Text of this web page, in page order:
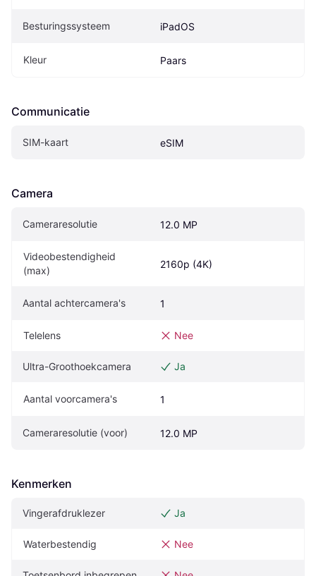
Besturingssysteem iPadOS
Kleur Paars
Communicatie
SIM-kaart eSIM
Camera
Cameraresolutie 12.0 MP
Videobestendigheid
(max)
2160p (4K)
Aantal achtercamera's 1
Telelens Nee
Ultra-Groothoekcamera Ja
Aantal voorcamera's 1
Cameraresolutie (voor) 12.0 MP
Kenmerken
Vingerafdruklezer Ja
Waterbestendig Nee